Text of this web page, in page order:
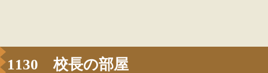
1130 校長の部屋